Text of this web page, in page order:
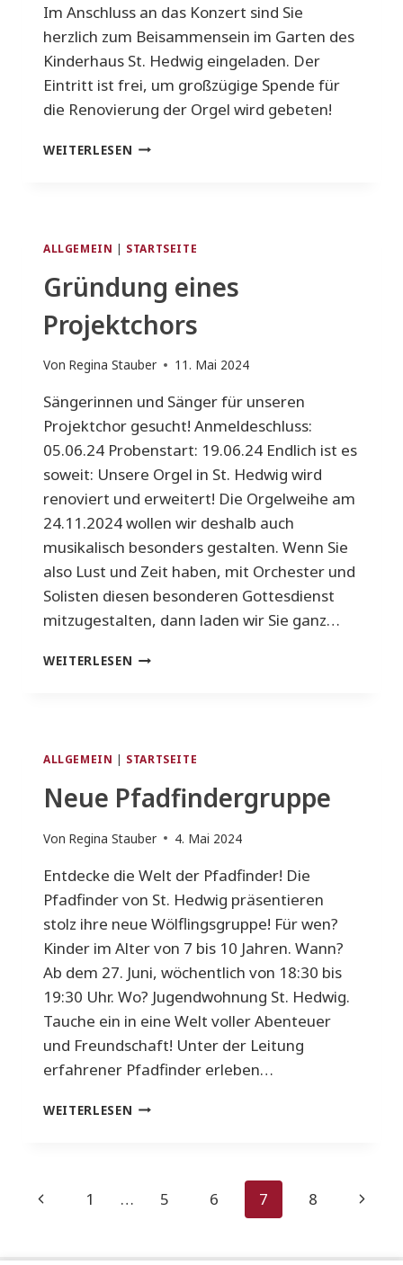
Im Anschluss an das Konzert sind Sie
herzlich zum Beisammensein im Garten des
Kinderhaus St. Hedwig eingeladen. Der
Eintritt ist frei, um großzügige Spende für
die Renovierung der Orgel wird gebeten!
WEITERLESEN ORGEL-
ALLGEMEIN | STARTSEITE
Gründung eines
Projektchors
Von Regina Stauber 11. Mai 2024
Sängerinnen und Sänger für unseren
Projektchor gesucht! Anmeldeschluss:
05.06.24 Probenstart: 19.06.24 Endlich ist es
soweit: Unsere Orgel in St. Hedwig wird
renoviert und erweitert! Die Orgelweihe am
24.11.2024 wollen wir deshalb auch
musikalisch besonders gestalten. Wenn Sie
also Lust und Zeit haben, mit Orchester und
Solisten diesen besonderen Gottesdienst
mitzugestalten, dann laden wir Sie ganz…
WEITERLESEN GRÜNDUNG
ALLGEMEIN | STARTSEITE
Neue Pfadfindergruppe
Von Regina Stauber 4. Mai 2024
Entdecke die Welt der Pfadfinder! Die
Pfadfinder von St. Hedwig präsentieren
stolz ihre neue Wölflingsgruppe! Für wen?
Kinder im Alter von 7 bis 10 Jahren. Wann?
Ab dem 27. Juni, wöchentlich von 18:30 bis
19:30 Uhr. Wo? Jugendwohnung St. Hedwig.
Tauche ein in eine Welt voller Abenteuer
und Freundschaft! Unter der Leitung
erfahrener Pfadfinder erleben…
WEITERLESEN NEUE
Seitennavigation
Vorherige
1 … 5 6 7 8